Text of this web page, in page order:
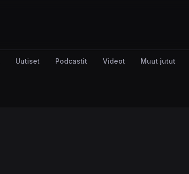
Uutiset Podcastit Videot Muut jutut